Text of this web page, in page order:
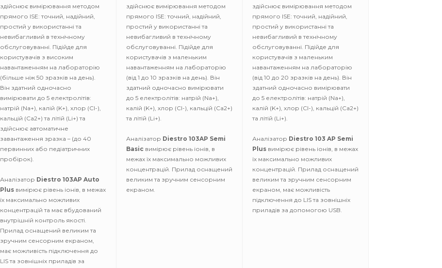
здійснює вимірювання методом
прямого ISE: точний, надійний,
простий у використанні та
невибагливий в технічному
обслуговуванні. Підійде для
користувачів з високим
навантаженням на лабораторію
(більше ніж 50 зразків на день).
Він здатний одночасно
вимірювати до 5 електролітів:
натрій (Na+), калій (K+), хлор (Cl-),
кальцій (Ca2+) та літій (Li+) та
здійснює автоматичне
завантаження зразка – (до 40
первинних або педіатричних
пробірок).
Аналізатор Diestro 103AP Auto
Plus вимірює рівень іонів, в межах
їх максимально можливих
концентрацій та має вбудований
внутрішній контроль якості.
Прилад оснащений великим та
зручним сенсорним екраном,
має можливість підключення до
LIS та зовнішніх приладів за
здійснює вимірювання методом
прямого ISE: точний, надійний,
простий у використанні та
невибагливий в технічному
обслуговуванні. Підійде для
користувачів з маленьким
навантаженням на лабораторію
(від 1 до 10 зразків на день). Він
здатний одночасно вимірювати
до 5 електролітів: натрій (Na+),
калій (K+), хлор (Cl-), кальцій (Ca2+)
та літій (Li+).
Аналізатор Diestro 103AP Semi
Basic вимірює рівень іонів, в
межах їх максимально можливих
концентрацій. Прилад оснащений
великим та зручним сенсорним
екраном.
здійснює вимірювання методом
прямого ISE: точний, надійний,
простий у використанні та
невибагливий в технічному
обслуговуванні. Підійде для
користувачів з маленьким
навантаженням на лабораторію
(від 10 до 20 зразків на день). Він
здатний одночасно вимірювати
до 5 електролітів: натрій (Na+),
калій (K+), хлор (Cl-), кальцій (Ca2+)
та літій (Li+).
Аналізатор Diestro 103 AP Semi
Plus вимірює рівень іонів, в межах
їх максимально можливих
концентрацій. Прилад оснащений
великим та зручним сенсорним
екраном, має можливість
підключення до LIS та зовнішніх
приладів за допомогою USB.